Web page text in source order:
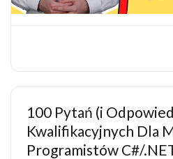
100 Pytań (i
Kwalifikacyjnych Dla
Programistów C#/